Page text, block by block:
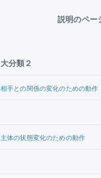
説明のペー
大分類２
相手との関係の変化のための動作
主体の状態変化のための動作